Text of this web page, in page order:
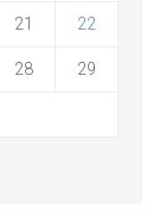
21 22
28 29